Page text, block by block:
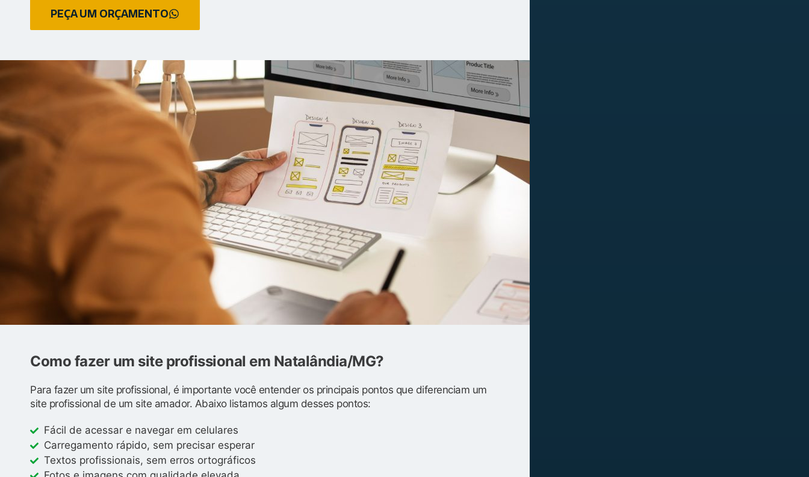
PEÇA UM ORÇAMENTO
Como fazer um site profissional em Natalândia/MG?
Para fazer um site profissional, é importante você entender os principais pontos que diferenciam um
site profissional de um site amador. Abaixo listamos algum desses pontos:
Fácil de acessar e navegar em celulares
Carregamento rápido, sem precisar esperar
Textos profissionais, sem erros ortográficos